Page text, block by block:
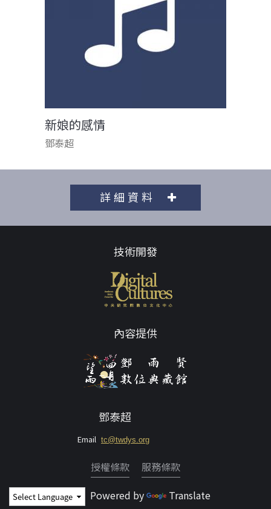
新娘的感情
鄧泰超
詳細資料
技術開發
內容提供
鄧泰超
Email tc@twdys.org
授權條款
服務條款
Powered by
Translate